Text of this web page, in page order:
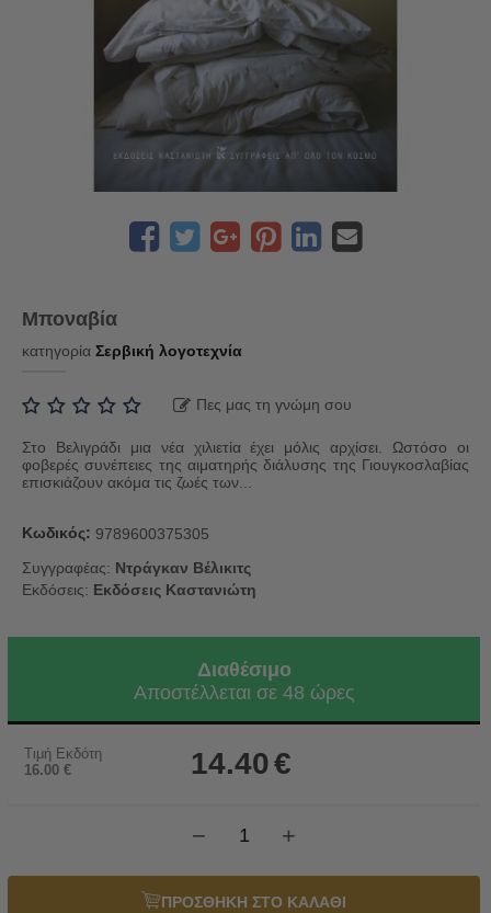
Μποναβία
κατηγορία Σερβική λογοτεχνία
Πες μας τη γνώμη σου
Στο Βελιγράδι μια νέα χιλιετία έχει μόλις αρχίσει. Ωστόσο οι
φοβερές συνέπειες της αιματηρής διάλυσης της Γιουγκοσλαβίας
επισκιάζουν ακόμα τις ζωές των...
Κωδικός: 9789600375305
Συγγραφέας: Ντράγκαν Βέλικιτς
Εκδόσεις: Εκδόσεις Καστανιώτη
Διαθέσιμο
Αποστέλλεται σε 48 ώρες
Τιμή Εκδότη
16.00 € 14.40€
+
−
ΠΡΟΣΘΗΚΗ ΣΤΟ ΚΑΛΑΘΙ